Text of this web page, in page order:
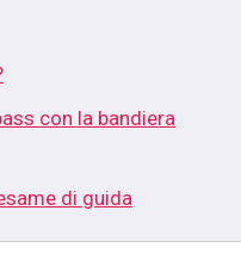
con la bandiera
di guida